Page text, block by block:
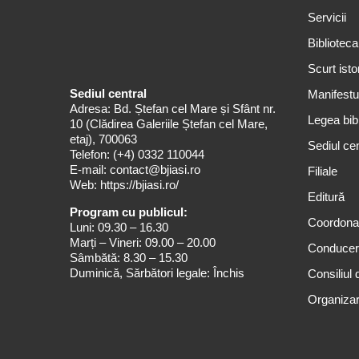
Sediul central
Adresa: Bd. Ștefan cel Mare și Sfânt nr.
10 (Clădirea Galeriile Ștefan cel Mare,
etaj), 700063
Telefon: (+4) 0332 110044
E-mail: contact@bjiasi.ro
Web: https://bjiasi.ro/
Program cu publicul:
Luni: 09.30 – 16.30
Marți – Vineri: 09.00 – 20.00
Sâmbătă: 8.30 – 15.30
Duminică, Sărbători legale: Închis
Servicii
Scurt
Legea
Sediul
Filiale
Editură
Consiliul